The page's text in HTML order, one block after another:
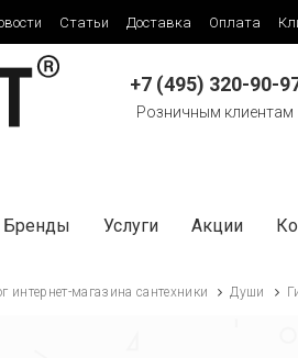
Статьи Доставка Оплата
+7 (495) 320-90-
Розничным клиентам
Бренды Услуги Акции
интернет-магазина сантехники Души